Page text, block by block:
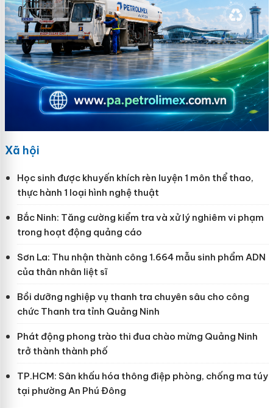
Xã hội
Học sinh được khuyến khích rèn luyện 1 môn thể thao,
thực hành 1 loại hình nghệ thuật
Bắc Ninh: Tăng cường kiểm tra và xử lý nghiêm vi phạm
trong hoạt động quảng cáo
Sơn La: Thu nhận thành công 1.664 mẫu sinh phẩm ADN
của thân nhân liệt sĩ
Bồi dưỡng nghiệp vụ thanh tra chuyên sâu cho công
chức Thanh tra tỉnh Quảng Ninh
Phát động phong trào thi đua chào mừng Quảng Ninh
trở thành thành phố
TP.HCM: Sân khấu hóa thông điệp phòng, chống ma túy
tại phường An Phú Đông